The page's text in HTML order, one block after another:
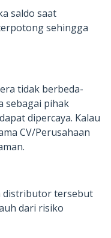
saldo saat
sehingga
tidak berbeda-
sebagai pihak
dipercaya. Kalau
CV/Perusahaan
distributor tersebut
dari risiko